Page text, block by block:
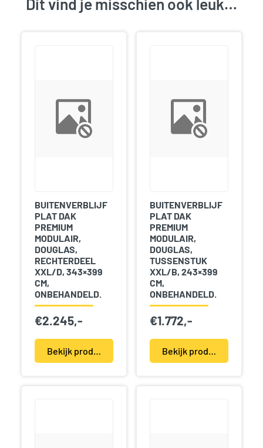
BUITENVERBLIJF
PLAT DAK
PREMIUM
MODULAIR,
DOUGLAS,
RECHTERDEEL
XXL/D, 343×399
CM,
ONBEHANDELD.
€2.245,-
BUITENVERBLIJF
PLAT DAK
PREMIUM
MODULAIR,
DOUGLAS,
TUSSENSTUK
XXL/B, 243×399
CM,
ONBEHANDELD.
€1.772,-